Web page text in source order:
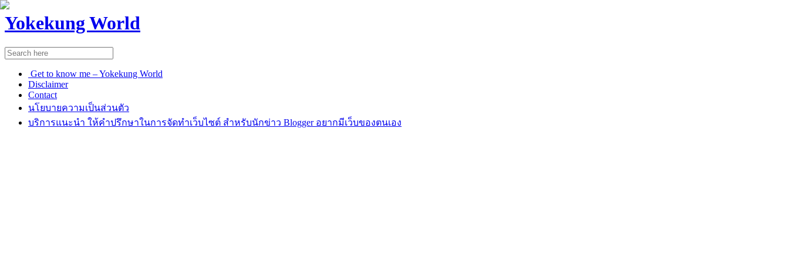
Yokekung World
Get to know me – Yokekung World
Disclaimer
Contact
นโยบายความเป็นส่วนตัว
บริการแนะนำ ให้คำปรึกษาในการจัดทำเว็บไซต์ สำหรับนักข่าว Blogger อยากมีเว็บของตนเอง